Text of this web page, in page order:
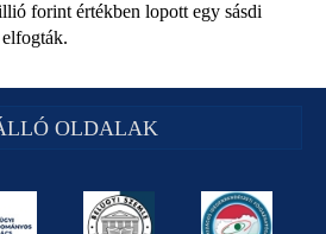
forint értékben lopott egy sásdi
OLDALAK